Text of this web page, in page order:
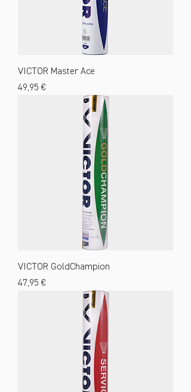
VICTOR Master Ace
Preis
49,95 €
VICTOR GoldChampion
Preis
47,95 €